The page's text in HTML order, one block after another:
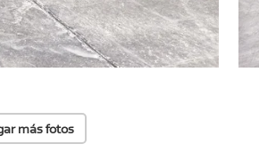
más fotos